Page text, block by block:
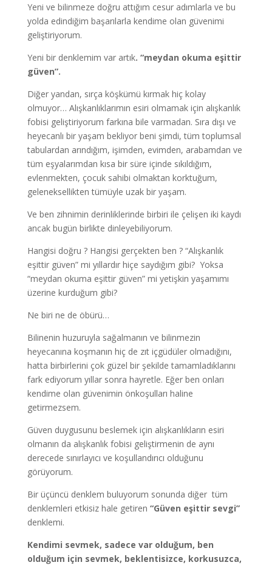
Yeni ve bilinmeze doğru attığım cesur adımlarla ve bu
yolda edindiğim başarılarla kendime olan güvenimi
geliştiriyorum.
Yeni bir denklemim var artık. “meydan okuma eşittir
güven”.
Diğer yandan, sırça köşkümü kırmak hiç kolay
olmuyor… Alışkanlıklarımın esiri olmamak için alışkanlık
fobisi geliştiriyorum farkına bile varmadan. Sıra dışı ve
heyecanlı bir yaşam bekliyor beni şimdi, tüm toplumsal
tabulardan arındığım, işimden, evimden, arabamdan ve
tüm eşyalarımdan kısa bir süre içinde sıkıldığım,
evlenmekten, çocuk sahibi olmaktan korktuğum,
geleneksellikten tümüyle uzak bir yaşam.
Ve ben zihnimin derinliklerinde birbiri ile çelişen iki kaydı
ancak bugün birlikte dinleyebiliyorum.
Hangisi doğru ? Hangisi gerçekten ben ? “Alışkanlık
eşittir güven” mi yıllardır hiçe saydığım gibi? Yoksa
“meydan okuma eşittir güven” mi yetişkin yaşamımı
üzerine kurduğum gibi?
Ne biri ne de öbürü…
Bilinenin huzuruyla sağalmanın ve bilinmezin
heyecanına koşmanın hiç de zıt içgüdüler olmadığını,
hatta birbirlerini çok güzel bir şekilde tamamladıklarını
fark ediyorum yıllar sonra hayretle. Eğer ben onları
kendime olan güvenimin önkoşulları haline
getirmezsem.
Güven duygusunu beslemek için alışkanlıkların esiri
olmanın da alışkanlık fobisi geliştirmenin de aynı
derecede sınırlayıcı ve koşullandırıcı olduğunu
görüyorum.
Bir üçüncü denklem buluyorum sonunda diğer tüm
denklemleri etkisiz hale getiren “Güven eşittir sevgi”
denklemi.
Kendimi sevmek, sadece var olduğum, ben
olduğum için sevmek, beklentisizce, korkusuzca,